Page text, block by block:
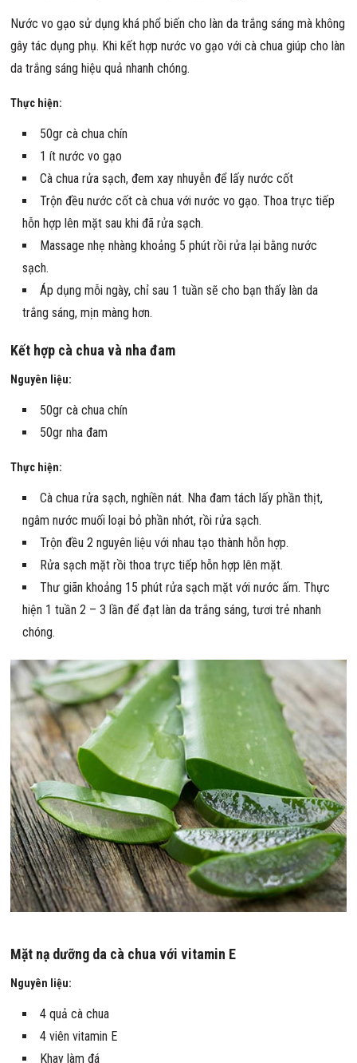
Nước vo gạo sử dụng khá phổ biến cho làn da trắng sáng mà không
gây tác dụng phụ. Khi kết hợp nước vo gạo với cà chua giúp cho làn
da trắng sáng hiệu quả nhanh chóng.
Thực hiện:
50gr cà chua chín
1 ít nước vo gạo
Cà chua rửa sạch, đem xay nhuyễn để lấy nước cốt
Trộn đều nước cốt cà chua với nước vo gạo. Thoa trực tiếp
hỗn hợp lên mặt sau khi đã rửa sạch.
Massage nhẹ nhàng khoảng 5 phút rồi rửa lại bằng nước
sạch.
Áp dụng mỗi ngày, chỉ sau 1 tuần sẽ cho bạn thấy làn da
trắng sáng, mịn màng hơn.
Kết hợp cà chua và nha đam
Nguyên liệu:
50gr cà chua chín
50gr nha đam
Thực hiện:
Cà chua rửa sạch, nghiền nát. Nha đam tách lấy phần thịt,
ngâm nước muối loại bỏ phần nhớt, rồi rửa sạch.
Trộn đều 2 nguyên liệu với nhau tạo thành hỗn hợp.
Rửa sạch mặt rồi thoa trực tiếp hỗn hợp lên mặt.
Thư giãn khoảng 15 phút rửa sạch mặt với nước ấm. Thực
hiện 1 tuần 2 – 3 lần để đạt làn da trắng sáng, tươi trẻ nhanh
chóng.
Mặt nạ dưỡng da cà chua với vitamin E
Nguyên liệu:
4 quả cà chua
4 viên vitamin E
Khay làm đá